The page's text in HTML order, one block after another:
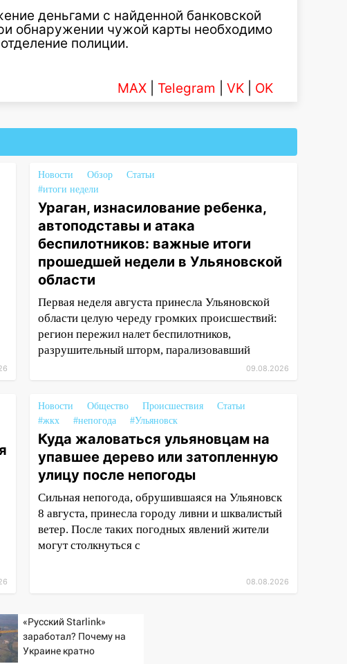
деньгами с найденной банковской
обнаружении чужой карты необходимо
полиции.
MAX Telegram VK OK
Новости Обзор
Статьи
#итоги недели
Ураган, изнасилование ребенка,
автоподставы и атака
беспилотников: важные итоги
прошедшей недели в Ульяновской
области
Первая неделя августа принесла Ульяновской
области целую череду громких происшествий:
регион пережил налет беспилотников,
разрушительный шторм, парализовавший
09.08.2026
Новости Общество Происшествия
Статьи
#жкх
#непогода #Ульяновск
Куда жаловаться ульяновцам на
упавшее дерево или затопленную
улицу после непогоды
Сильная непогода, обрушившаяся на Ульяновск
8 августа, принесла городу ливни и шквалистый
ветер. После таких погодных явлений жители
могут столкнуться с
08.08.2026
«Русский Starlink»
заработал? Почему на
Украине кратно